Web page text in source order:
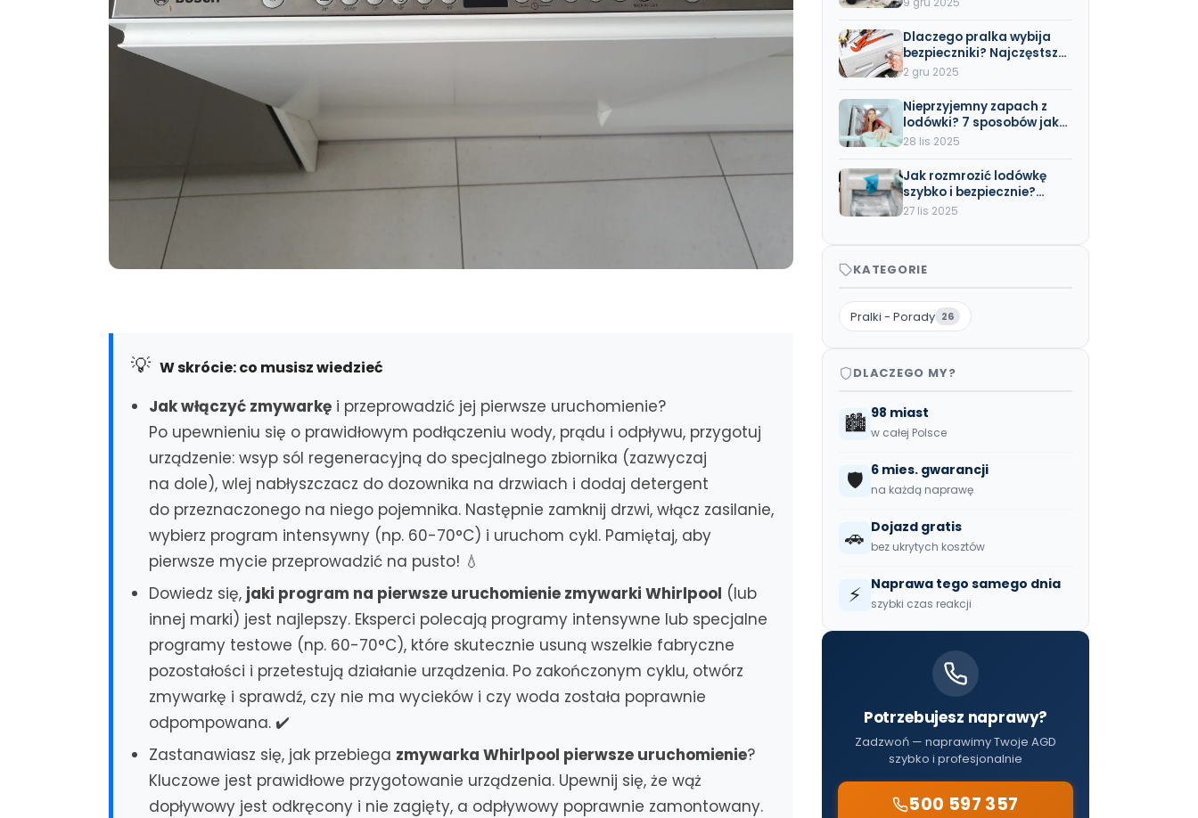
💡 W skrócie: co musisz wiedzieć
Jak włączyć zmywarkę i przeprowadzić jej pierwsze uruchomienie?
Po upewnieniu się o prawidłowym podłączeniu wody, prądu i odpływu, przygotuj
urządzenie: wsyp sól regeneracyjną do specjalnego zbiornika (zazwyczaj
na dole), wlej nabłyszczacz do dozownika na drzwiach i dodaj detergent
do przeznaczonego na niego pojemnika. Następnie zamknij drzwi, włącz zasilanie,
wybierz program intensywny (np. 60-70°C) i uruchom cykl. Pamiętaj, aby
pierwsze mycie przeprowadzić na pusto! 💧
Dowiedz się, jaki program na pierwsze uruchomienie zmywarki Whirlpool (lub
innej marki) jest najlepszy. Eksperci polecają programy intensywne lub specjalne
programy testowe (np. 60-70°C), które skutecznie usuną wszelkie fabryczne
pozostałości i przetestują działanie urządzenia. Po zakończonym cyklu, otwórz
zmywarkę i sprawdź, czy nie ma wycieków i czy woda została poprawnie
odpompowana. ✔️
Zastanawiasz się, jak przebiega zmywarka Whirlpool pierwsze uruchomienie?
Kluczowe jest prawidłowe przygotowanie urządzenia. Upewnij się, że wąż
dopływowy jest odkręcony i nie zagięty, a odpływowy poprawnie zamontowany.
Dlaczego pralka wybija
bezpieczniki? Najczęstsze
przyczyny i rozwiązania
2 gru 2025
Nieprzyjemny zapach z
lodówki? 7 sposobów jak
się go pozbyć (także No
28 lis 2025
Jak rozmrozić lodówkę
szybko i bezpiecznie?
Poradnik krok po kroku
27 lis 2025
KATEGORIE
Pralki - Porady 26
DLACZEGO MY?
🏙️ 98 miast
w całej Polsce
🛡️ 6 mies. gwarancji
na każdą naprawę
🚗 Dojazd gratis
bez ukrytych kosztów
⚡ Naprawa tego samego dnia
szybki czas reakcji
Potrzebujesz naprawy?
Zadzwoń — naprawimy Twoje AGD
szybko i profesjonalnie
500 597 357